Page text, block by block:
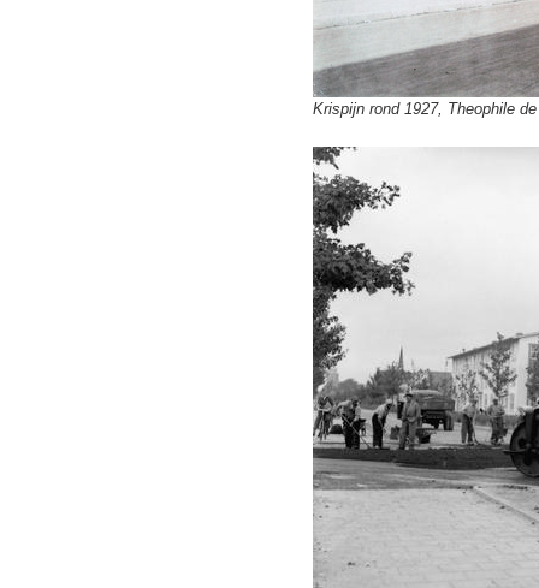
Krispijn rond 1927, Theophile